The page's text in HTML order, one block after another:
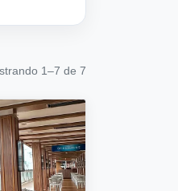
1–7 de 7